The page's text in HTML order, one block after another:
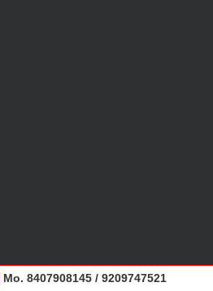
Mo. 8407908145 / 9209747521